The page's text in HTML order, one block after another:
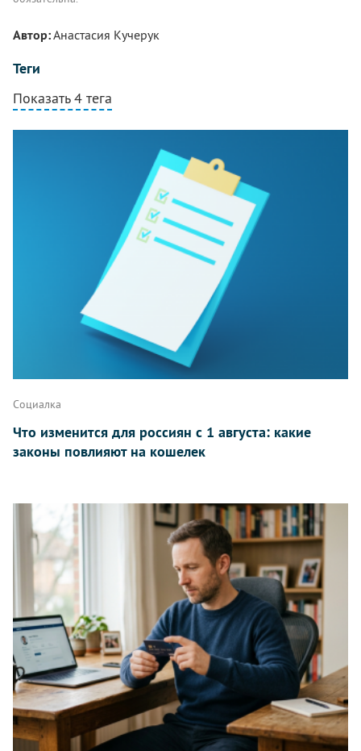
Автор:Анастасия Кучерук
Теги
Показать 4 тега
Написать
Социалка
Что изменится для россиян с 1 августа: какие
законы повлияют на кошелек